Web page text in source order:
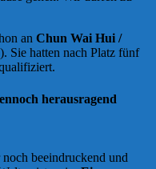
an Chun Wai Hui /
Sie hatten nach Platz fünf
herausragend
beeindruckend und